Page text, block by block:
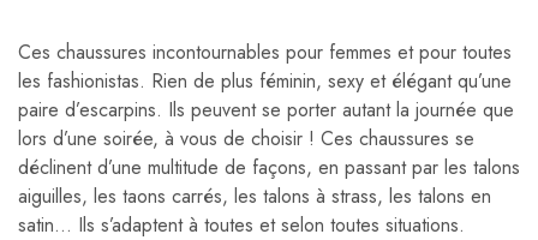
Ces chaussures incontournables pour femmes et pour toutes
les fashionistas. Rien de plus féminin, sexy et élégant qu’une
paire d’escarpins. Ils peuvent se porter autant la journée que
lors d’une soirée, à vous de choisir ! Ces chaussures se
déclinent d’une multitude de façons, en passant par les talons
aiguilles, les taons carrés, les talons à strass, les talons en
satin… Ils s’adaptent à toutes et selon toutes situations.